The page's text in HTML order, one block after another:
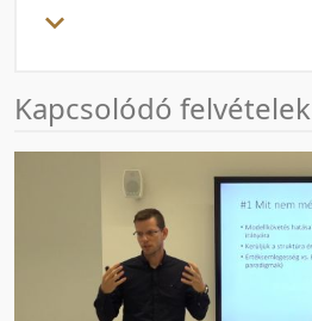
Kapcsolódó felvételek